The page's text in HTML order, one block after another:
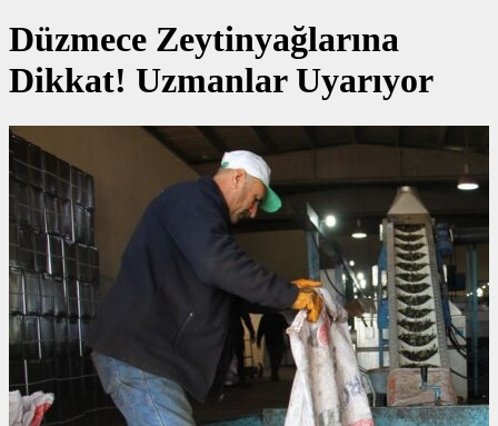
Düzmece Zeytinyağlarına
Dikkat! Uzmanlar Uyarıyor